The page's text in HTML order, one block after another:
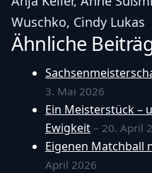
Wuschko, Cindy Lukas
Ähnliche
3. Mai 2026
Ein Meisterstück –
Ewigkeit – 20. April
Eigenen Matchball
April 2026